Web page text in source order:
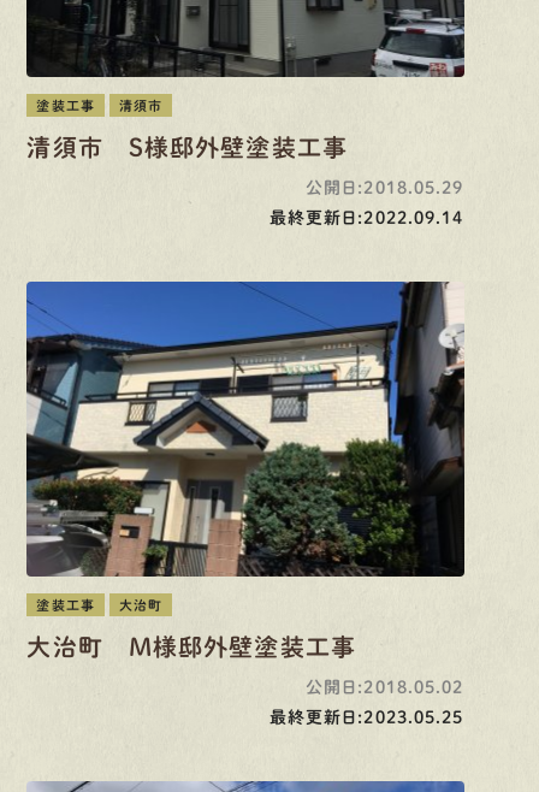
塗装工事 清須市
清須市 S様邸外壁塗装工事
公開日:2018.05.29
最終更新日:2022.09.14
塗装工事 大治町
大治町 M様邸外壁塗装工事
公開日:2018.05.02
最終更新日:2023.05.25